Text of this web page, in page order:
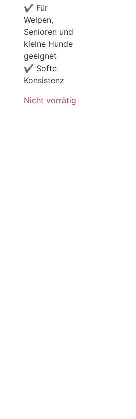
✔ Für
Welpen,
Senioren und
kleine Hunde
geeignet
✔ Softe
Konsistenz
Nicht vorrätig